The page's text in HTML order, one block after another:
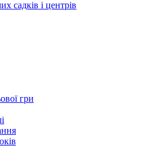
садків і центрів
гри